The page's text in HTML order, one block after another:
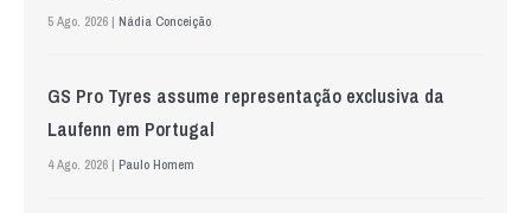
5 Ago. 2026 | Nádia Conceição
GS Pro Tyres assume representação exclusiva da
Laufenn em Portugal
4 Ago. 2026 | Paulo Homem